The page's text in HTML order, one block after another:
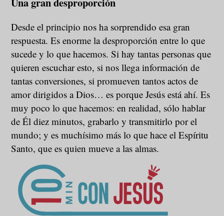
Desde el principio nos ha sorprendido esa gran
respuesta. Es enorme la desproporción entre lo que
sucede y lo que hacemos. Si hay tantas personas que
quieren escuchar esto, si nos llega información de
tantas conversiones, si promueven tantos actos de
amor dirigidos a Dios… es porque Jesús está ahí. Es
muy poco lo que hacemos: en realidad, sólo hablar
de Él diez minutos, grabarlo y transmitirlo por el
mundo; y es muchísimo más lo que hace el Espíritu
Santo, que es quien mueve a las almas.